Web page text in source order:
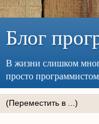
Блог
В жизни слишком
просто